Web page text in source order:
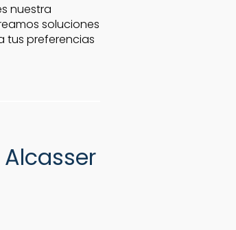
nuestra
soluciones
tus preferencias